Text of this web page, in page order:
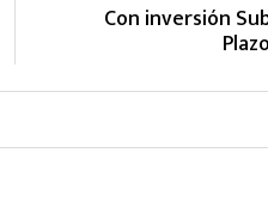
Con inversión